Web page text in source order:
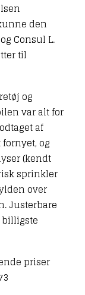
den
Consul L.
til
og
var alt for
af
og
(kendt
sprinkler
over
Justerbare
priser